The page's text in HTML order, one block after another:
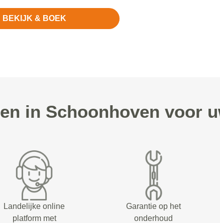
BEKIJK & BOEK
in Schoonhoven voor
Landelijke online
platform met
Garantie op het
onderhoud